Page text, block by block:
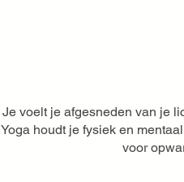
Je voelt je afgesneden van je
Yoga houdt je fysiek en
voor